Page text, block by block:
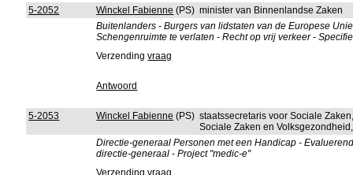
5-2052 Winckel Fabienne (PS) minister van Binnenlandse Zaken
Buitenlanders - Burgers van lidstaten van de Europese
Schengenruimte te verlaten - Recht op vrij verkeer -
Verzendingvraag
Antwoord
5-2053 Winckel Fabienne (PS) staatssecretaris voor Sociale
Sociale Zaken en
Directie-generaal Personen met een Handicap -
directie-generaal - Project "medic-e"
Verzendingvraag